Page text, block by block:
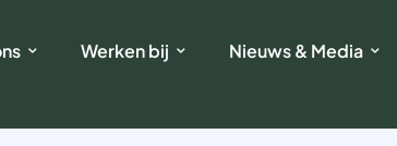
Werken bij Nieuws & Media